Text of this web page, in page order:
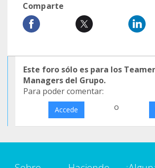
Comparte
Este foro sólo es para los
Managers del Grupo.
Para poder comentar:
Accede o